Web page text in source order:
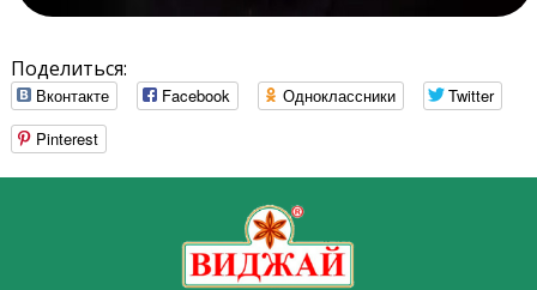
Поделиться:
Вконтакте Facebook Одноклассники
Twitter
Pinterest